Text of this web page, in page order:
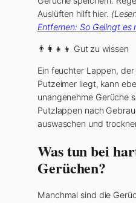
Auslüften hilft hier.
Entfernen: So Gelingt es
👨‍👩‍👧‍👦 Gut zu wissen
Ein feuchter Lappen,
Putzeimer liegt, kann
unangenehme Gerüche
Putzlappen nach
auswaschen und
Was tun bei
Gerüchen?
Manchmal sind die